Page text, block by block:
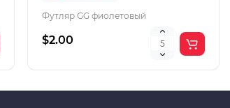
Футляр GG фиолетовый
$2.00